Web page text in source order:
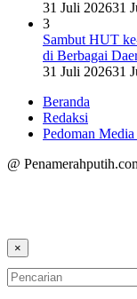
31 Juli 202631
3
Sambut HUT
di Berbagai
31 Juli 202631
Beranda
Redaksi
Pedoman
@
×